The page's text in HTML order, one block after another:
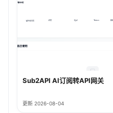
Sub2API AI订阅转API网关
更新 2026-08-04